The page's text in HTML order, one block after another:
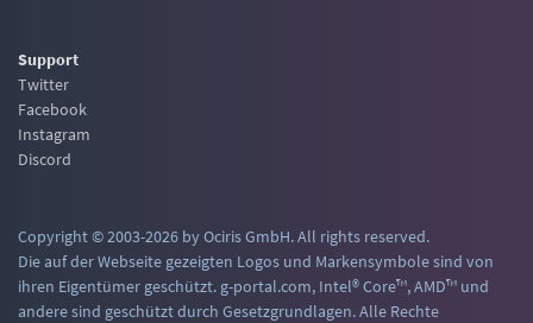
Support
Twitter
Facebook
Instagram
Discord
Copyright © 2003-2026 by Ociris GmbH. All rights reserved.
Die auf der Webseite gezeigten Logos und Markensymbole sind von
ihren Eigentümer geschützt. g-portal.com, Intel® Core™, AMD™ und
andere sind geschützt durch Gesetzgrundlagen. Alle Rechte